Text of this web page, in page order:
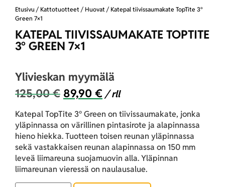
Etusivu / Kattotuotteet / Huovat / Katepal tiivissaumakate TopTite 3°
Green 7×1
KATEPAL TIIVISSAUMAKATE TOPTITE
3° GREEN 7×1
Ylivieskan myymälä
125,00€ 89,90 € / rll
Katepal TopTite 3° Green on tiivissaumakate, jonka
yläpinnassa on värillinen pintasirote ja alapinnassa
hieno hiekka. Tuotteen toisen reunan yläpinnassa
sekä vastakkaisen reunan alapinnassa on 150 mm
leveä liimareuna suojamuovin alla. Yläpinnan
liimareunan vieressä on naulausalue.